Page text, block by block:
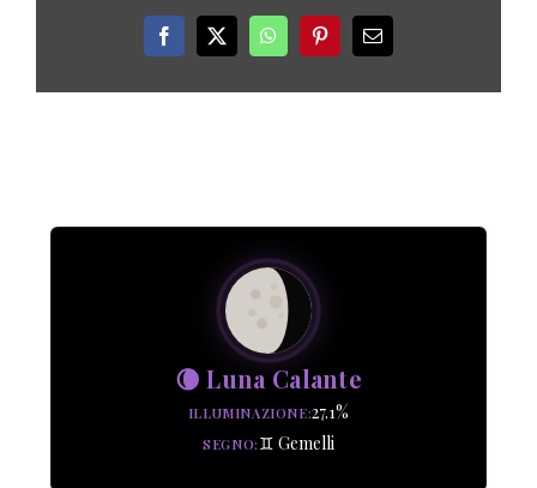
Facebook
X WhatsAppPinterestEmail
🌘 Luna Calante
ILLUMINAZIONE 27.1%
SEGNO ♊ Gemelli